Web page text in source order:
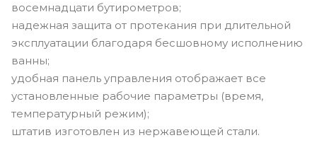
восемнадцати бутирометров;
надежная защита от протекания при длительной
эксплуатации благодаря бесшовному исполнению
ванны;
удобная панель управления отображает все
установленные рабочие параметры (время,
температурный режим);
штатив изготовлен из нержавеющей стали.